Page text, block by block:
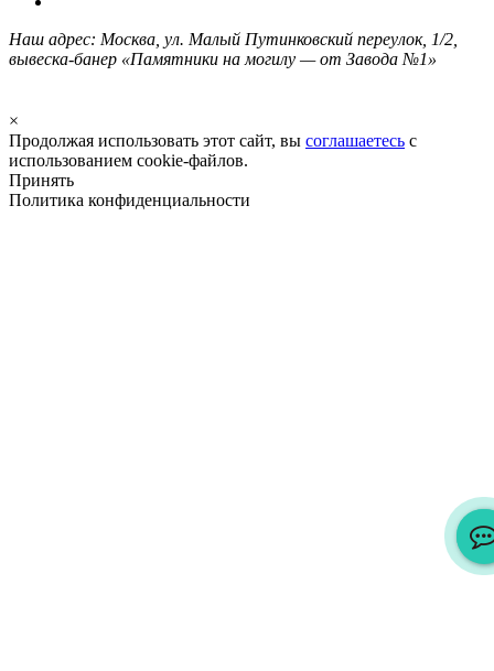
Наш адрес: Москва, ул. Малый Путинковский переулок, 1/2,
вывеска-банер «Памятники на могилу — от Завода №1»
×
Продолжая использовать этот сайт, вы соглашаетесь с
использованием cookie-файлов.
Принять
Политика конфиденциальности